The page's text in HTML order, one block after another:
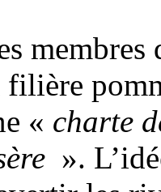
filière
« charte
».